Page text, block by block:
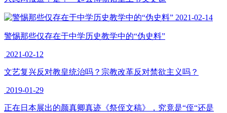
2021-02-14
警惕那些仅存在于中学历史教学中的“伪史料”
2021-02-12
文艺复兴反对教皇统治吗？宗教改革反对禁欲主义吗？
2019-01-29
正在日本展出的颜真卿真迹《祭侄文稿》，究竟是“侄“还是